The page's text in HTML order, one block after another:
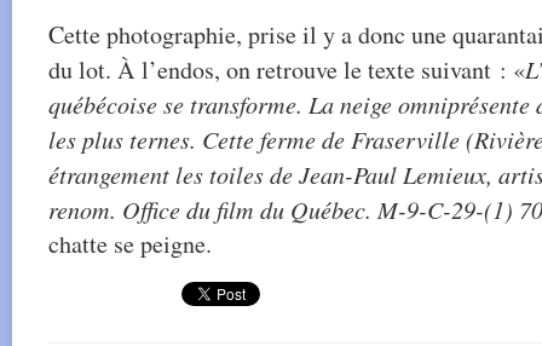
Cette photographie, prise il y a donc une
du lot. À l’endos, on retrouve le texte suivant : «
québécoise se transforme. La neige
les plus ternes. Cette ferme de Fraserville
étrangement les toiles de Jean-Paul Lemieux,
renom. Office du film du Québec. M-9-C-29-(1)
chatte se peigne.